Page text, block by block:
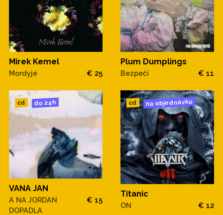
Mirek Kemel
Mordyjé € 25
Plum Dumplings
Bezpečí € 11
cd do 24h
VANA JAN
A NA JORDAN
DOPADLA
€ 15
cd na objednávku
Titanic
ON € 12